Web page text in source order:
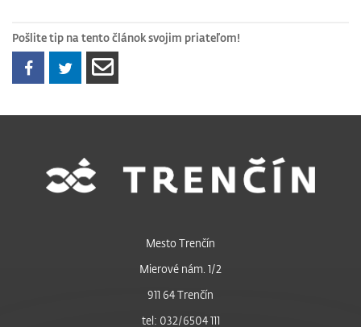
Pošlite tip na tento článok svojim priateľom!
Mesto Trenčín
Mierové nám. 1/2
911 64 Trenčín
tel: 032/6504 111